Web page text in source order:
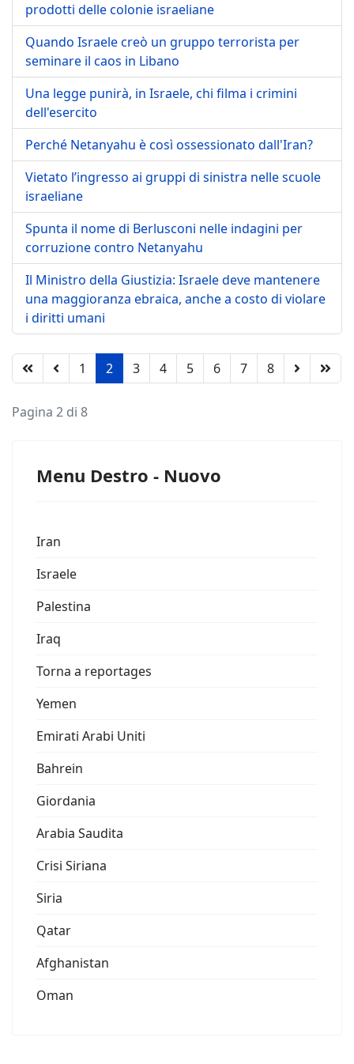
prodotti delle colonie israeliane
Quando Israele creò un gruppo terrorista per
seminare il caos in Libano
Una legge punirà, in Israele, chi filma i crimini
dell'esercito
Perché Netanyahu è così ossessionato dall'Iran?
Vietato l’ingresso ai gruppi di sinistra nelle scuole
israeliane
Spunta il nome di Berlusconi nelle indagini per
corruzione contro Netanyahu
Il Ministro della Giustizia: Israele deve mantenere
una maggioranza ebraica, anche a costo di violare
i diritti umani
1 2 3 4 5 6 7 8
Pagina 2 di 8
Menu Destro - Nuovo
Iran
Israele
Palestina
Iraq
Torna a reportages
Yemen
Emirati Arabi Uniti
Bahrein
Giordania
Arabia Saudita
Crisi Siriana
Siria
Qatar
Afghanistan
Oman